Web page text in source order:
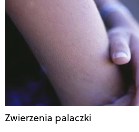
Zwierzenia palaczki